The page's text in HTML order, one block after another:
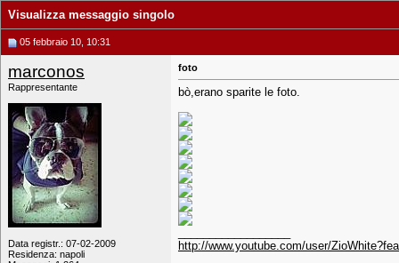
Visualizza messaggio singolo
05 febbraio 10, 10:31
marconos
Rappresentante
Data registr.: 07-02-2009
Residenza: napoli
foto
bò,erano sparite le foto.
http://www.youtube.com/user/